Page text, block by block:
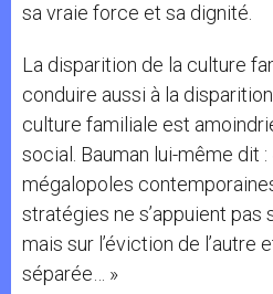
sa vraie force et sa dignité.
La disparition de la culture
conduire aussi à la
culture familiale est
social. Bauman lui-même dit
mégalopoles
stratégies ne s’appuient pas
mais sur l’éviction de l’autre
séparée… »